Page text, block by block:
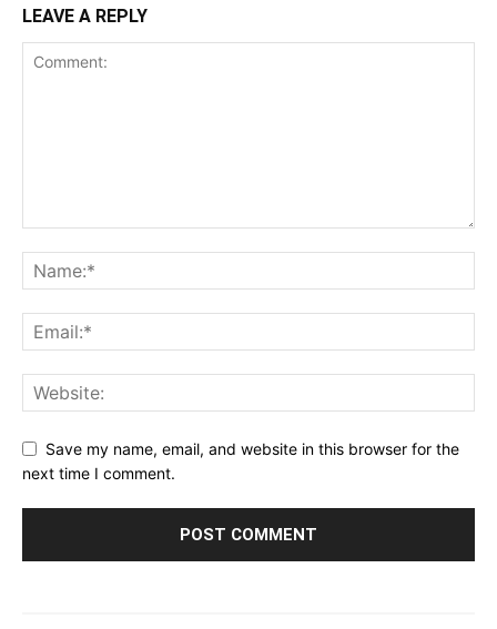
LEAVE A REPLY
Save my name, email, and website in this browser for the
next time I comment.